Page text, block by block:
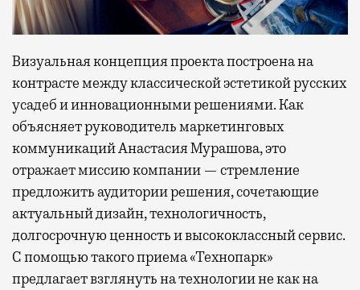
Визуальная концепция проекта построена на
контрасте между классической эстетикой русских
усадеб и инновационными решениями. Как
объясняет руководитель маркетинговых
коммуникаций Анастасия Мурашова, это
отражает миссию компании — стремление
предложить аудитории решения, сочетающие
актуальный дизайн, технологичность,
долгосрочную ценность и высококлассный сервис.
С помощью такого приема «Технопарк»
предлагает взглянуть на технологии не как на